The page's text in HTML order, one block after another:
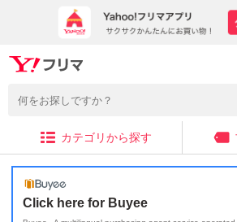
カテゴリから探す
Click here for Buyee